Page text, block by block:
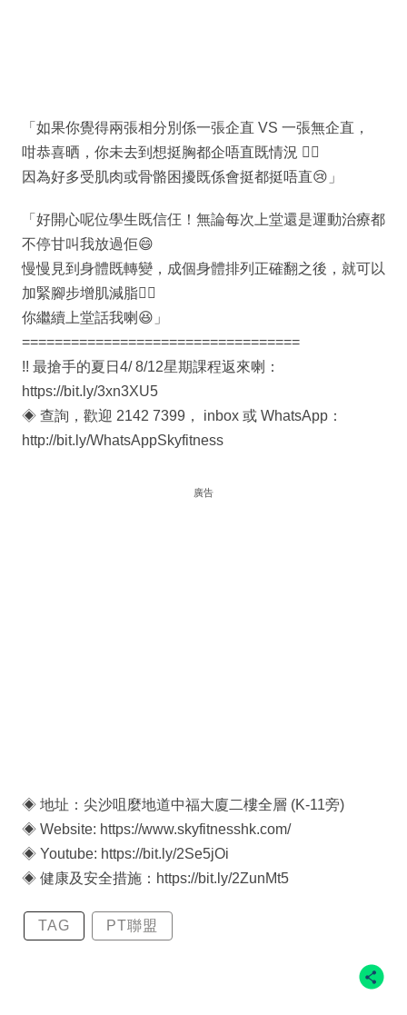
「如果你覺得兩張相分別係一張企直 VS 一張無企直，
咁恭喜晒，你未去到想挺胸都企唔直既情況 👍🏻
因為好多受肌肉或骨骼困擾既係會挺都挺唔直😢」
「好開心呢位學生既信仼！無論每次上堂還是運動治療都
不停甘叫我放過佢😄
慢慢見到身體既轉變，成個身體排列正確翻之後，就可以
加緊腳步增肌減脂❤️‍🔥
你繼續上堂話我喇😆」
==================================
!! 最搶手的夏日4/ 8/12星期課程返來喇：
https://bit.ly/3xn3XU5
◈ 查詢，歡迎 2142 7399， inbox 或 WhatsApp：
http://bit.ly/WhatsAppSkyfitness
廣告
◈ 地址：尖沙咀麼地道中福大廈二樓全層 (K-11旁)
◈ Website: https://www.skyfitnesshk.com/
◈ Youtube: https://bit.ly/2Se5jOi
◈ 健康及安全措施：https://bit.ly/2ZunMt5
TAG PT聯盟